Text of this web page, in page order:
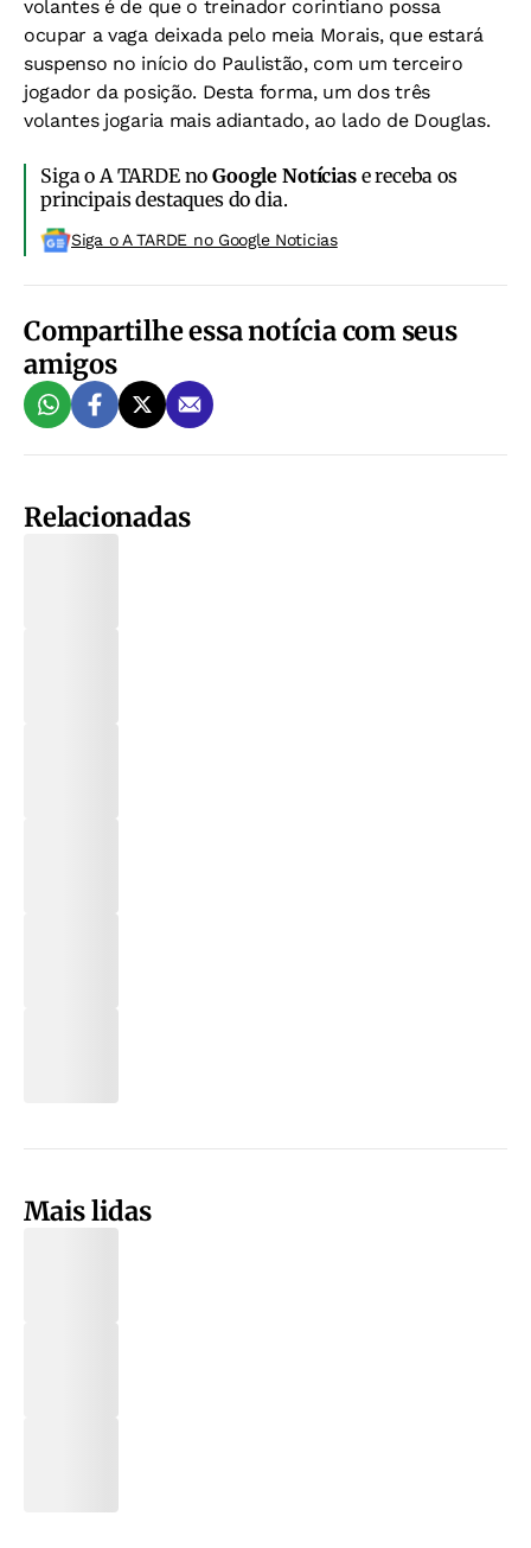
volantes é de que o treinador corintiano possa
ocupar a vaga deixada pelo meia Morais, que estará
suspenso no início do Paulistão, com um terceiro
jogador da posição. Desta forma, um dos três
volantes jogaria mais adiantado, ao lado de Douglas.
Siga o A TARDE noGoogle Notíciase receba os
principais destaques do dia.
Siga o A TARDE no Google Noticias
Compartilhe essa notícia com seus
amigos
Relacionadas
Mais lidas